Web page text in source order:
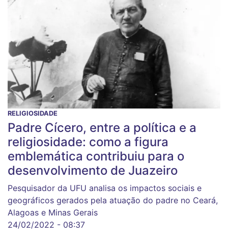
RELIGIOSIDADE
Padre Cícero, entre a política e a
religiosidade: como a figura
emblemática contribuiu para o
desenvolvimento de Juazeiro
Pesquisador da UFU analisa os impactos sociais e
geográficos gerados pela atuação do padre no Ceará,
Alagoas e Minas Gerais
24/02/2022 - 08:37